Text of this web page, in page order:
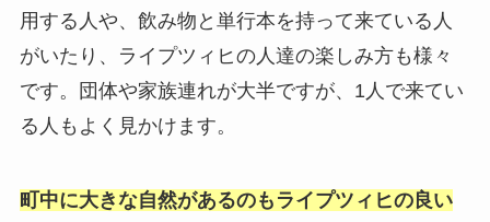
用する人や、飲み物と単行本を持って来ている人
がいたり、ライプツィヒの人達の楽しみ方も様々
です。団体や家族連れが大半ですが、1人で来てい
る人もよく見かけます。
町中に大きな自然があるのもライプツィヒの良い